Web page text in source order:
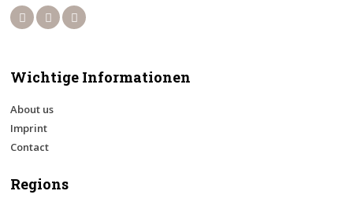
Wichtige Informationen
About us
Imprint
Contact
Regions